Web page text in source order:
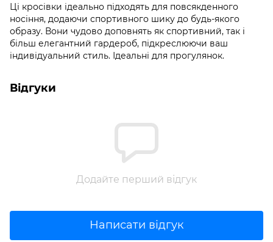
Ці кросівки ідеально підходять для повсякденного
носіння, додаючи спортивного шику до будь-якого
образу. Вони чудово доповнять як спортивний, так і
більш елегантний гардероб, підкреслюючи ваш
індивідуальний стиль. Ідеальні для прогулянок.
Відгуки
Додайте перший відгук
Написати відгук